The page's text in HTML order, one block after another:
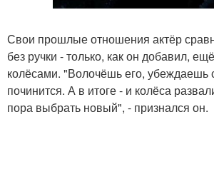
Свои прошлые отношения актёр
без ручки - только, как он добавил,
колёсами. "Волочёшь его, убеждаешь
починится. А в итоге - и колёса
пора выбрать новый", - признался он.